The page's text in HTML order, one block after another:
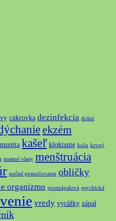
cukrovka dezinfekcia dolné
ekzém
kašeľ kloktanie koža krvný
mastné vlasy menštruácia
nočné pomočovanie obličky
organizmu protizápalová psychická
vredy vyrážky zápal